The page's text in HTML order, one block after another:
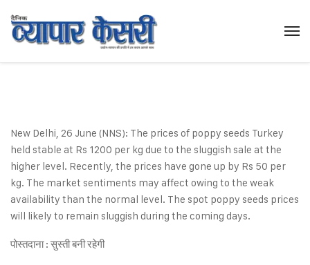
New Delhi, 26 June (NNS): The prices of poppy seeds Turkey
held stable at Rs 1200 per kg due to the sluggish sale at the
higher level. Recently, the prices have gone up by Rs 50 per
kg. The market sentiments may affect owing to the weak
availability than the normal level. The spot poppy seeds prices
will likely to remain sluggish during the coming days.
पोस्तदाना : सुस्ती बनी रहेगी